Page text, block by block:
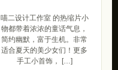
喵二设计工作室 的热缩片小
物都带着浓浓的童话气息，
简约幽默，富于生机。非常
适合夏天的美少女们！更多
手工小首饰， […]